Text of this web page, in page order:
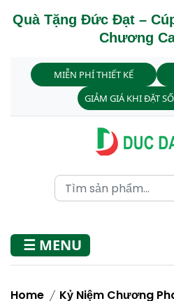
Quà Tặng Đức Đạt –
Chương
MIỄN PHÍ THIẾT KẾ
GIẢM GIÁ KHI ĐẶT
☰ MENU
Home
Kỷ Niệm Chương